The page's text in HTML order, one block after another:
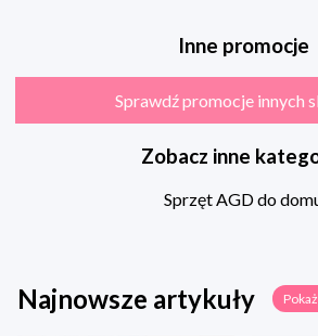
Inne promocje
Sprawdź promocje innych
Zobacz inne
Sprzęt AGD do
Najnowsze artykuły